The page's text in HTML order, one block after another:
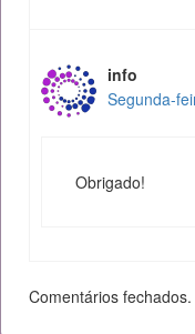
info
Segunda-
Obrigado!
Comentários fechados.